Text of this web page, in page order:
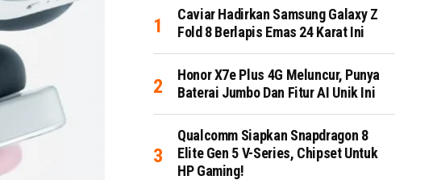
Caviar Hadirkan Samsung Galaxy Z
Fold 8 Berlapis Emas 24 Karat Ini
Honor X7e Plus 4G Meluncur, Punya
Baterai Jumbo Dan Fitur AI Unik Ini
Qualcomm Siapkan Snapdragon 8
Elite Gen 5 V-Series, Chipset Untuk
HP Gaming!